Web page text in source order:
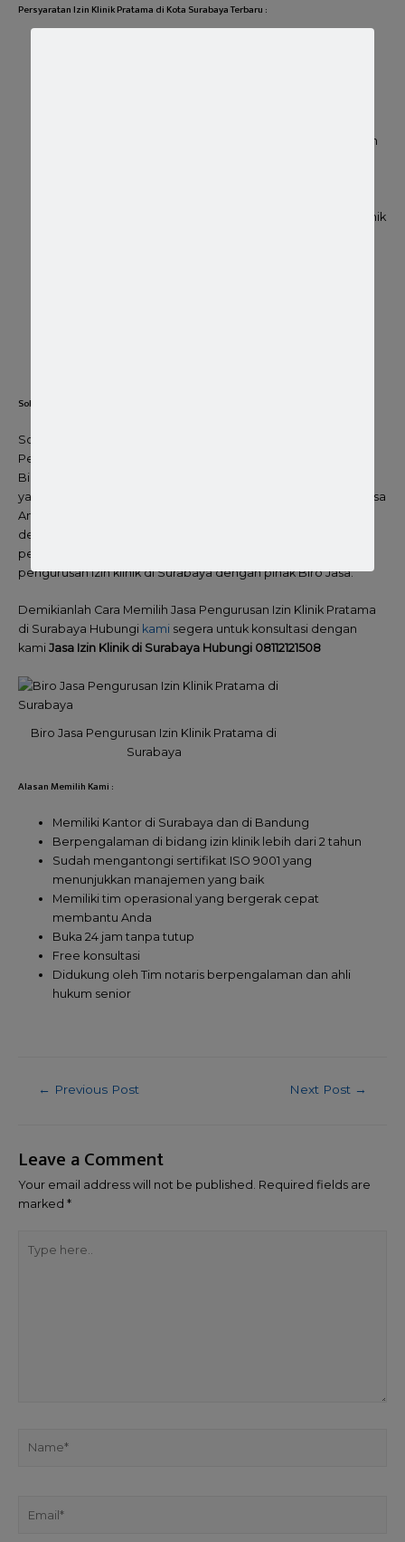
Persyaratan Izin Klinik Pratama di Kota Surabaya Terbaru :
Izin Lingkungan berupa SPPL untuk klinik rawat jalan dan
Izin Tata Ruang dari Dinas Tata Ruang sesuai domisili klinik
Solusi Jasa Pengurusan Izin Klinik Utama di Surabaya
So ! Langkah yang paling bijak Adalah mencari dan menunjuk
Perusahaan jasa yang memang ahli dan berpengalaman di
Bidang pengurusan izin klinik pratama. Pemilihan Biro Jasa
yang tepat akan menghemat waktu dan energi Anda yang bisa
Anda alihkan untuk hal lain yang lebih penting yang berkaitan
dengan Pembukaan klinik pratama baru milik Anda. Dengan
penunjukkan ini Anda tinggal menegosiasikan Biaya Jasa
pengurusan izin klinik di Surabaya dengan pihak Biro Jasa.
Demikianlah Cara Memilih Jasa Pengurusan Izin Klinik Pratama
di Surabaya Hubungi kami segera untuk konsultasi dengan
kami Jasa Izin Klinik di Surabaya Hubungi 08112121508
Biro Jasa Pengurusan Izin Klinik Pratama di
Surabaya
Alasan Memilih Kami :
Memiliki Kantor di Surabaya dan di Bandung
Berpengalaman di bidang izin klinik lebih dari 2 tahun
Sudah mengantongi sertifikat ISO 9001 yang
menunjukkan manajemen yang baik
Memiliki tim operasional yang bergerak cepat
membantu Anda
Buka 24 jam tanpa tutup
Free konsultasi
Didukung oleh Tim notaris berpengalaman dan ahli
hukum senior
← Previous Post Next Post →
Leave a Comment
Your email address will not be published. Required fields are
marked *